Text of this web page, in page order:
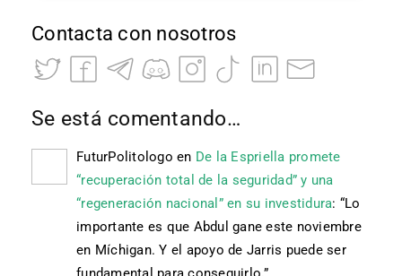
Contacta con nosotros
Se está comentando…
FuturPolitologo en De la Espriella promete
“recuperación total de la seguridad” y una
“regeneración nacional” en su investidura: “Lo
importante es que Abdul gane este noviembre
en Míchigan. Y el apoyo de Jarris puede ser